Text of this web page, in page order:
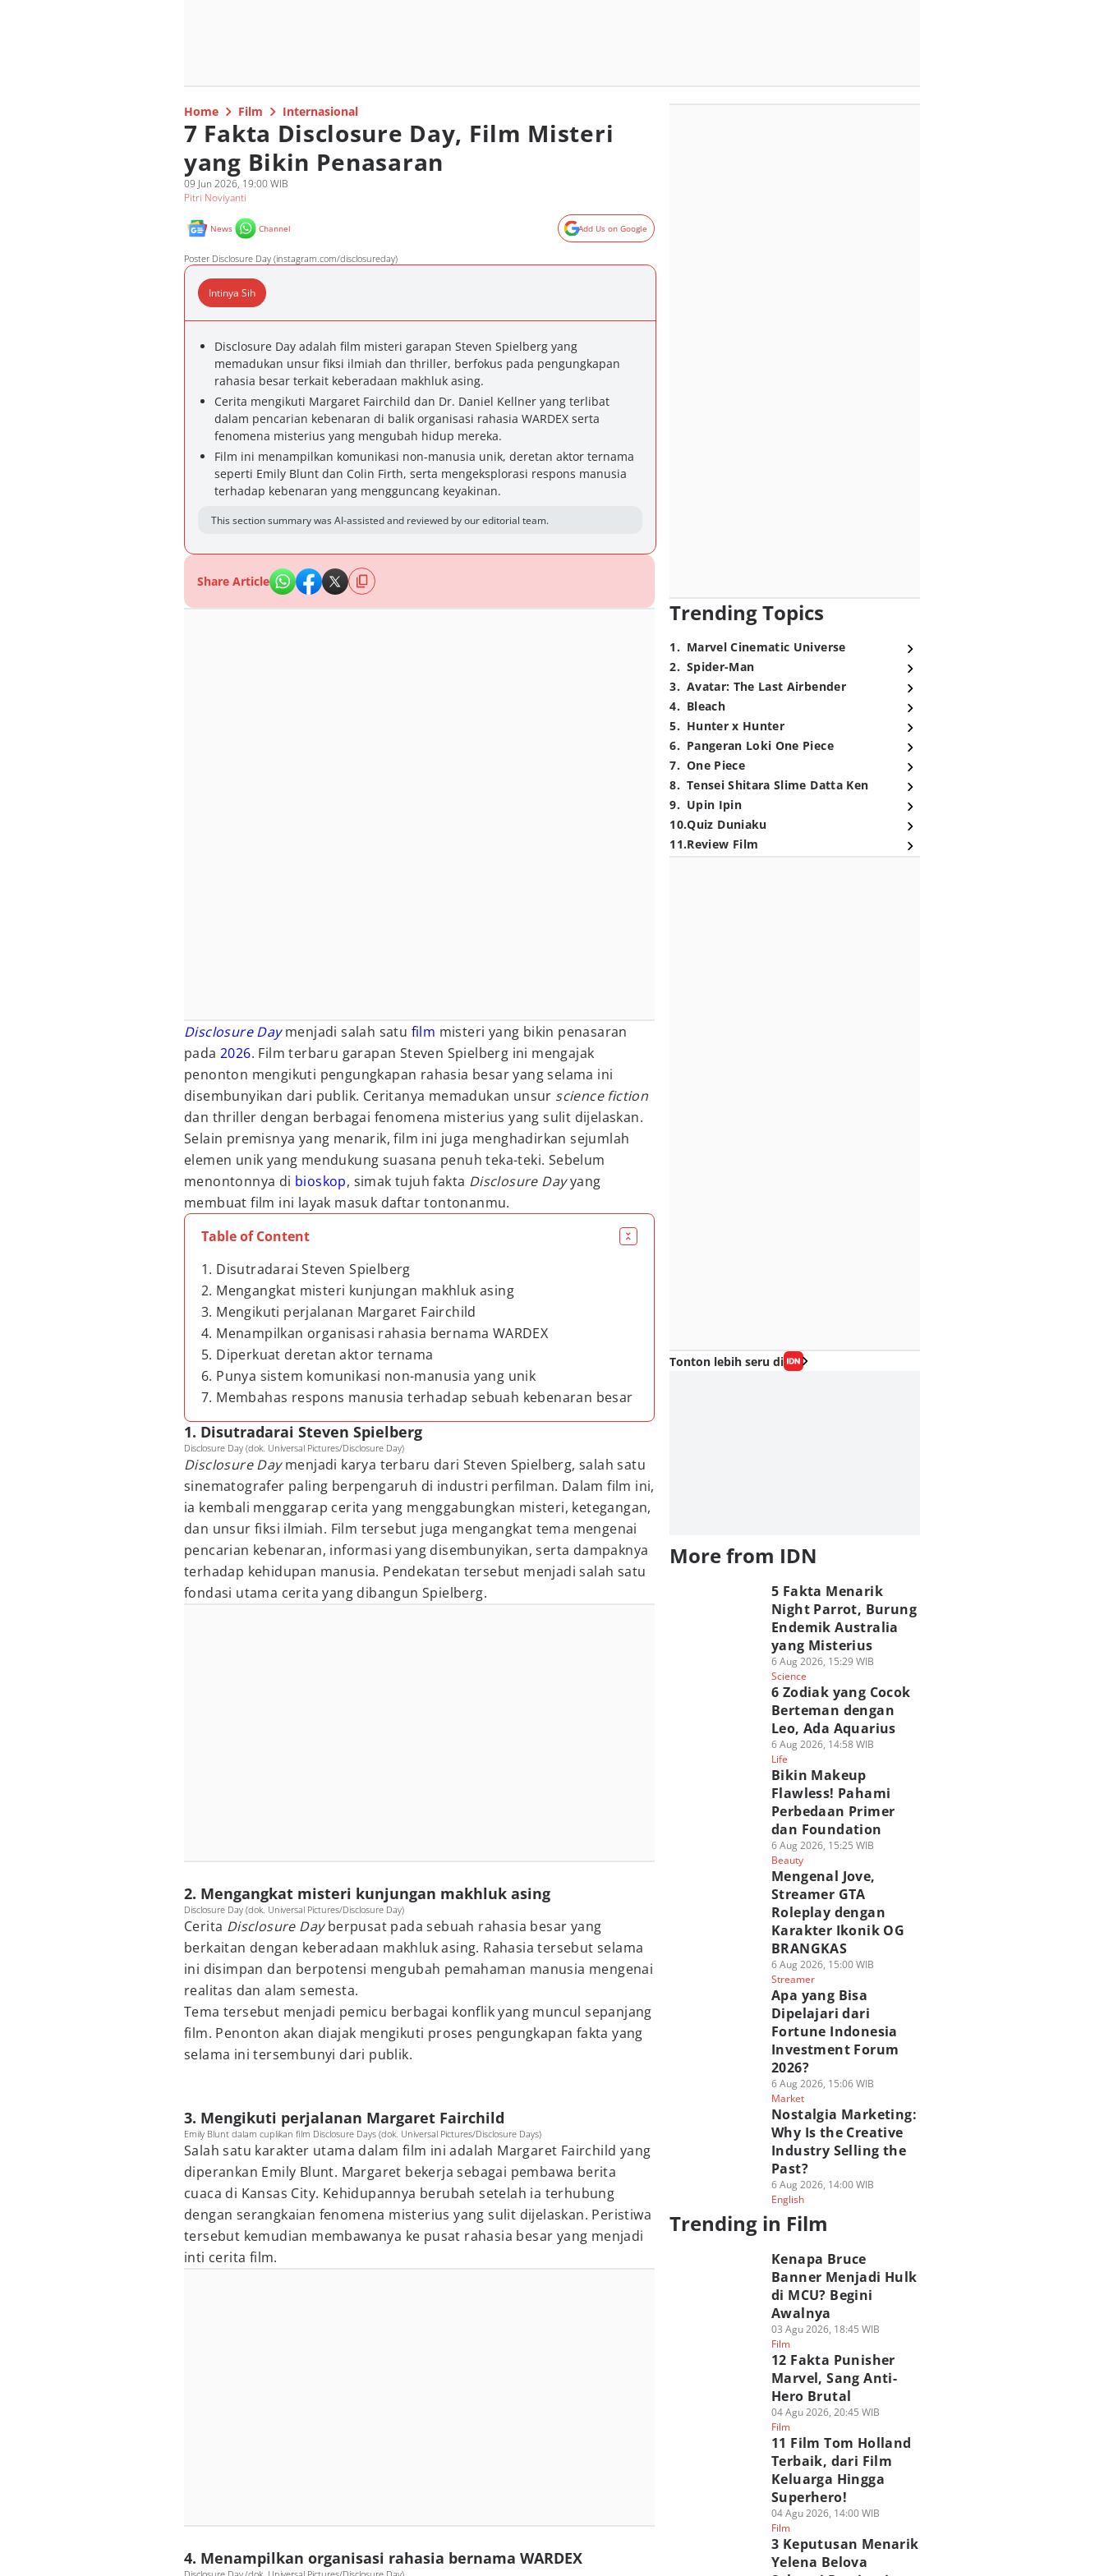
Home Film Internasional
7 Fakta Disclosure Day, Film Misteri
yang Bikin Penasaran
09 Jun 2026, 19:00 WIB
Pitri Noviyanti
News Channel Add Us on Google
Poster Disclosure Day (instagram.com/disclosureday)
Intinya Sih
Disclosure Day adalah film misteri garapan Steven Spielberg yang
memadukan unsur fiksi ilmiah dan thriller, berfokus pada pengungkapan
rahasia besar terkait keberadaan makhluk asing.
Cerita mengikuti Margaret Fairchild dan Dr. Daniel Kellner yang terlibat
dalam pencarian kebenaran di balik organisasi rahasia WARDEX serta
fenomena misterius yang mengubah hidup mereka.
Film ini menampilkan komunikasi non-manusia unik, deretan aktor ternama
seperti Emily Blunt dan Colin Firth, serta mengeksplorasi respons manusia
terhadap kebenaran yang mengguncang keyakinan.
This section summary was AI-assisted and reviewed by our editorial team.
Share Article
Disclosure Daymenjadi salah satu film misteri yang bikin penasaran
pada 2026. Film terbaru garapan Steven Spielberg ini mengajak
penonton mengikuti pengungkapan rahasia besar yang selama ini
disembunyikan dari publik. Ceritanya memadukan unsur science fiction
dan thriller dengan berbagai fenomena misterius yang sulit dijelaskan.
Selain premisnya yang menarik, film ini juga menghadirkan sejumlah
elemen unik yang mendukung suasana penuh teka-teki. Sebelum
menontonnya di bioskop, simak tujuh fakta Disclosure Dayyang
membuat film ini layak masuk daftar tontonanmu.
Table of Content
1. Disutradarai Steven Spielberg
2. Mengangkat misteri kunjungan makhluk asing
3. Mengikuti perjalanan Margaret Fairchild
4. Menampilkan organisasi rahasia bernama WARDEX
5. Diperkuat deretan aktor ternama
6. Punya sistem komunikasi non-manusia yang unik
7. Membahas respons manusia terhadap sebuah kebenaran besar
1. Disutradarai Steven Spielberg
Disclosure Day (dok. Universal Pictures/Disclosure Day)
Disclosure Daymenjadi karya terbaru dari Steven Spielberg, salah satu
sinematografer paling berpengaruh di industri perfilman. Dalam film ini,
ia kembali menggarap cerita yang menggabungkan misteri, ketegangan,
dan unsur fiksi ilmiah. Film tersebut juga mengangkat tema mengenai
pencarian kebenaran, informasi yang disembunyikan, serta dampaknya
terhadap kehidupan manusia. Pendekatan tersebut menjadi salah satu
fondasi utama cerita yang dibangun Spielberg.
2. Mengangkat misteri kunjungan makhluk asing
Disclosure Day (dok. Universal Pictures/Disclosure Day)
Cerita Disclosure Dayberpusat pada sebuah rahasia besar yang
berkaitan dengan keberadaan makhluk asing. Rahasia tersebut selama
ini disimpan dan berpotensi mengubah pemahaman manusia mengenai
realitas dan alam semesta.
Tema tersebut menjadi pemicu berbagai konflik yang muncul sepanjang
film. Penonton akan diajak mengikuti proses pengungkapan fakta yang
selama ini tersembunyi dari publik.
3. Mengikuti perjalanan Margaret Fairchild
Emily Blunt dalam cuplikan film Disclosure Days (dok. Universal Pictures/Disclosure Days)
Salah satu karakter utama dalam film ini adalah Margaret Fairchild yang
diperankan Emily Blunt. Margaret bekerja sebagai pembawa berita
cuaca di Kansas City. Kehidupannya berubah setelah ia terhubung
dengan serangkaian fenomena misterius yang sulit dijelaskan. Peristiwa
tersebut kemudian membawanya ke pusat rahasia besar yang menjadi
inti cerita film.
4. Menampilkan organisasi rahasia bernama WARDEX
Trending Topics
1. Marvel Cinematic Universe
2. Spider-Man
3. Avatar: The Last Airbender
4. Bleach
5. Hunter x Hunter
6. Pangeran Loki One Piece
7. One Piece
8. Tensei Shitara Slime Datta Ken
9. Upin Ipin
10.Quiz Duniaku
11.Review Film
Tonton lebih seru di
More from IDN
5 Fakta Menarik
Night Parrot, Burung
Endemik Australia
yang Misterius
6 Aug 2026, 15:29 WIB
Science
6 Zodiak yang Cocok
Berteman dengan
Leo, Ada Aquarius
6 Aug 2026, 14:58 WIB
Life
Bikin Makeup
Flawless! Pahami
Perbedaan Primer
dan Foundation
6 Aug 2026, 15:25 WIB
Beauty
Mengenal Jove,
Streamer GTA
Roleplay dengan
Karakter Ikonik OG
BRANGKAS
6 Aug 2026, 15:00 WIB
Streamer
Apa yang Bisa
Dipelajari dari
Fortune Indonesia
Investment Forum
2026?
6 Aug 2026, 15:06 WIB
Market
Nostalgia Marketing:
Why Is the Creative
Industry Selling the
Past?
6 Aug 2026, 14:00 WIB
English
Trending in Film
Kenapa Bruce
Banner Menjadi Hulk
di MCU? Begini
Awalnya
03 Agu 2026, 18:45 WIB
Film
12 Fakta Punisher
Marvel, Sang Anti-
Hero Brutal
04 Agu 2026, 20:45 WIB
Film
11 Film Tom Holland
Terbaik, dari Film
Keluarga Hingga
Superhero!
04 Agu 2026, 14:00 WIB
Film
3 Keputusan Menarik
Yelena Belova